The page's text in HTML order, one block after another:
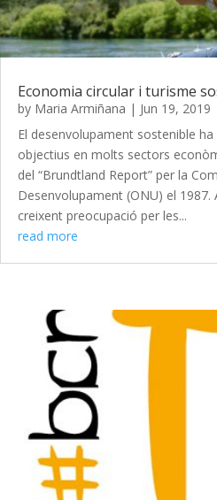
Economia circular i turisme
by Maria Armiñana | Jun 19, 2019
El desenvolupament sostenible
objectius en molts sectors
del “Brundtland Report” per la
Desenvolupament (ONU) el 1987.
creixent preocupació per les...
read more